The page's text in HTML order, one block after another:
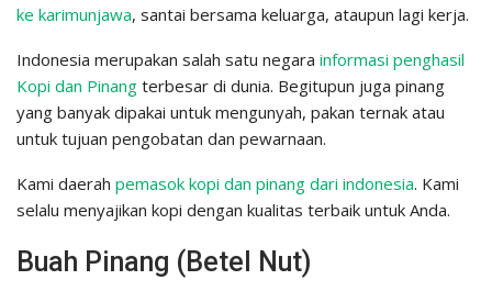
ke karimunjawa, santai bersama keluarga, ataupun lagi kerja.
Indonesia merupakan salah satu negara informasi penghasil
Kopi dan Pinang terbesar di dunia. Begitupun juga pinang
yang banyak dipakai untuk mengunyah, pakan ternak atau
untuk tujuan pengobatan dan pewarnaan.
Kami daerah pemasok kopi dan pinang dari indonesia. Kami
selalu menyajikan kopi dengan kualitas terbaik untuk Anda.
Buah Pinang (Betel Nut)